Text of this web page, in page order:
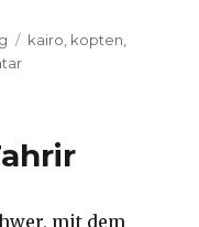
Schlagwörter
kairo, kopten,
Maspiro
mit dem